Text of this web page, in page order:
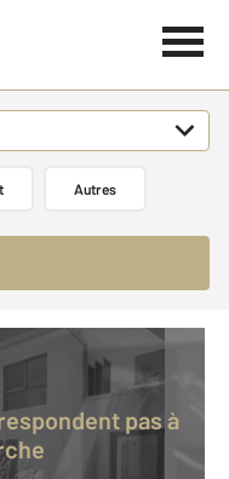
Autres